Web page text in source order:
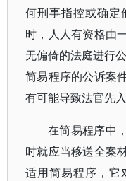
何刑事指控或确定
时，人人有资格由
无偏倚的法庭进行
简易程序的公诉案
有可能导致法官先
在简易程序中
时就应当移送全案
适用简易程序，它